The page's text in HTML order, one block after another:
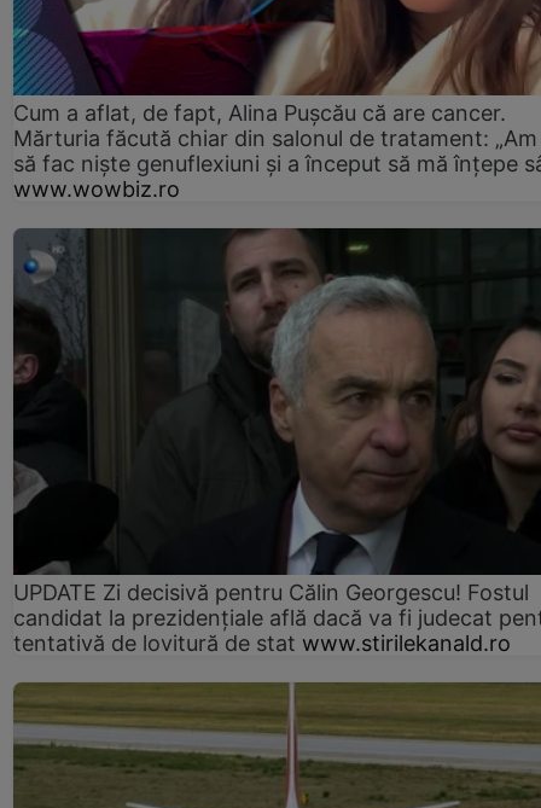
Cum a aflat, de fapt, Alina Pușcău că are cancer.
Mărturia făcută chiar din salonul de tratament:
să fac niște genuflexiuni și a început să mă înțepe
www.wowbiz.ro
UPDATE Zi decisivă pentru Călin Georgescu! Fostul
candidat la prezidențiale află dacă va fi judecat
tentativă de lovitură de stat www.stirilekanald.ro